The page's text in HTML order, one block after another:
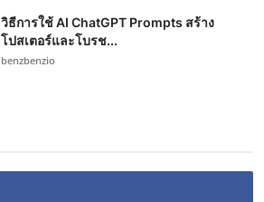
วิธีการใช้ AI ChatGPT Prompts สร้าง
โปสเตอร์และโบรช...
benzbenzio